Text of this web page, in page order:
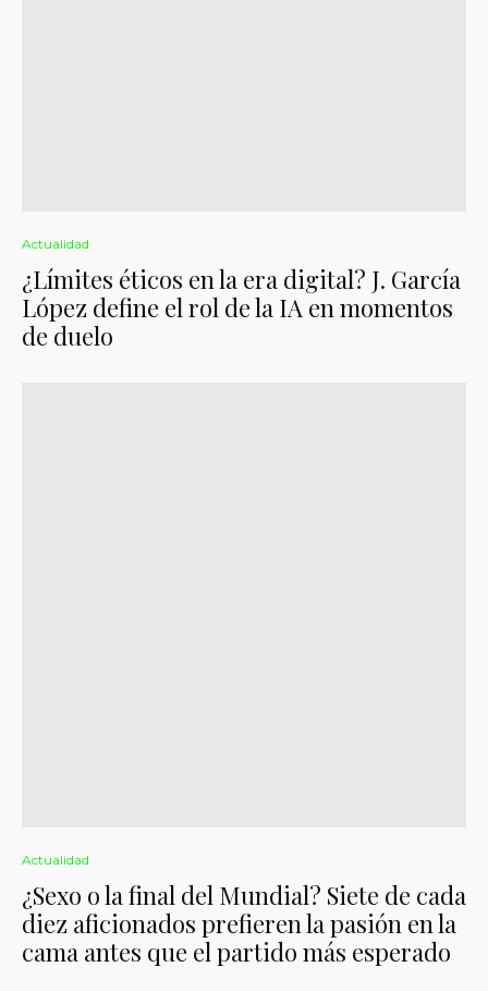
Actualidad
¿Límites éticos en la era digital? J. García
López define el rol de la IA en momentos
de duelo
Actualidad
¿Sexo o la final del Mundial? Siete de cada
diez aficionados prefieren la pasión en la
cama antes que el partido más esperado